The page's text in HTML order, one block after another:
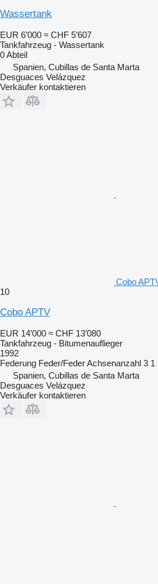
Wassertank
EUR 6’000 ≈ CHF 5’607
Tankfahrzeug - Wassertank
0 Abteil
Spanien, Cubillas de Santa Marta
Desguaces Velázquez
Verkäufer kontaktieren
Cobo
10
Cobo APTV
EUR 14’000 ≈ CHF 13’080
Tankfahrzeug - Bitumenauflieger
1992
Federung Feder/FederAchsenanzahl 3 1
Spanien, Cubillas de Santa Marta
Desguaces Velázquez
Verkäufer kontaktieren